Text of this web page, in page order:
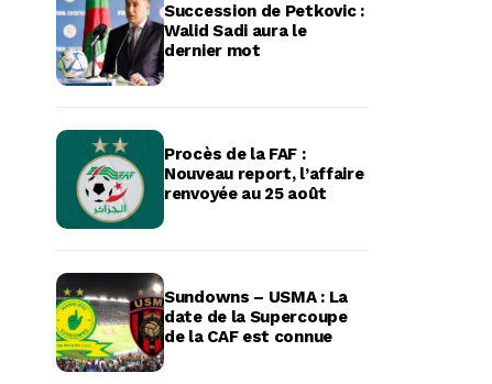
Succession de Petkovic :
Walid Sadi aura le
dernier mot
Procès de la FAF :
Nouveau report, l’affaire
renvoyée au 25 août
Sundowns – USMA : La
date de la Supercoupe
de la CAF est connue